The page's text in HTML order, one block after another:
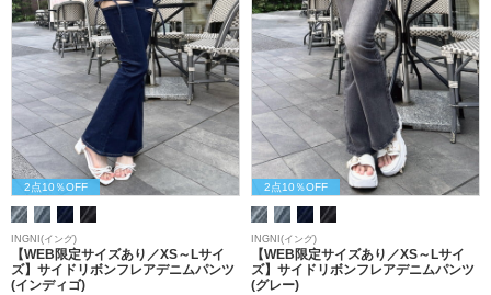
2点10％OFF
INGNI(イング)
【WEB限定サイズあり／XS～Lサイ
ズ】サイドリボンフレアデニムパンツ
(インディゴ)
2点10％OFF
INGNI(イング)
【WEB限定サイズあり／XS～Lサイ
ズ】サイドリボンフレアデニムパンツ
(グレー)